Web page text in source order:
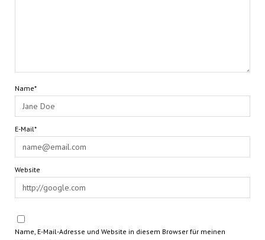
Name*
E-Mail*
Website
Name, E-Mail-Adresse und Website in diesem Browser für meinen